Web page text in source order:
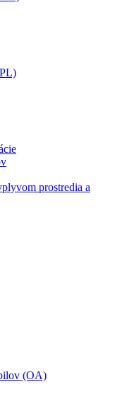
prostredia a
(OA)